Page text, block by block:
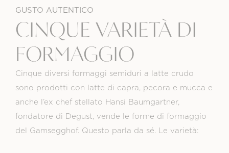
GUSTO AUTENTICO
CINQUE VARIETÀ DI
FORMAGGIO
Cinque diversi formaggi semiduri a latte crudo
sono prodotti con latte di capra, pecora e mucca e
anche l’ex chef stellato Hansi Baumgartner,
fondatore di Degust, vende le forme di formaggio
del Gamsegghof. Questo parla da sé. Le varietà: